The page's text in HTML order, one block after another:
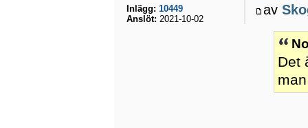
av
Det
Inlägg: 10449
Anslöt: 2021-10-02